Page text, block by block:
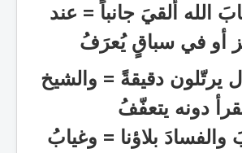
الله أُلقيَ جانباً = عند
أو في سباقٍ يُعرَفُ
يرتّلون دقيقةً = والشيخ
دونه يتعفّفُ
والفسادَ بلاؤنا = وغيابُ